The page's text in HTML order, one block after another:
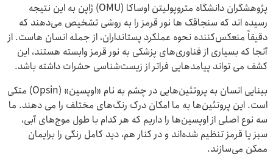
پژوهشگران دانشگاه متروپولیتن اوساکا (OMU) ژاپن به این نتیجه
رسیده اند که سنجاقک ‌ها نور قرمز را به روشی تشخیص می‌دهند که
دقیقاً منعکس‌کننده نحوه عملکرد پستانداران، از جمله انسان هاست. از
آنجا که بسیاری از فناوری‌های پزشکی به نور قرمز وابسته هستند، این
کشف می ‌تواند پیامدهایی فراتر از زیست‌شناسی حشرات داشته باشد.
بینایی انسان به پروتئین‌هایی در چشم به نام «اوپسین» (Opsin) متکی
است. این پروتئین‌ها به ما امکان درک رنگ‌های مختلف را می ‌دهند. ما
سه نوع اصلی از اوپسین‌ها را داریم که هر کدام با طول موج‌های آبی،
سبز یا قرمز تنظیم شده‌اند و در کنار هم، دید کامل رنگی را برایمان
ممکن می‌سازند.